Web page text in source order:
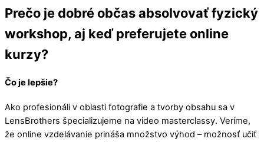
Close
Menu
Prečo je dobré občas absolvovať fyzický
workshop, aj keď preferujete online
kurzy?
Čo je lepšie?
Ako profesionáli v oblasti fotografie a tvorby obsahu sa v
LensBrothers špecializujeme na video masterclassy. Veríme,
že online vzdelávanie prináša množstvo výhod – možnosť učiť